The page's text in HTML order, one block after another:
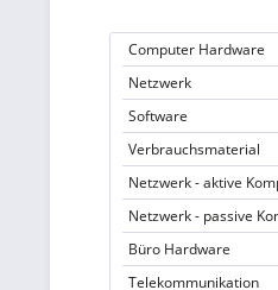
Computer Hardware
Netzwerk
Software
Verbrauchsmaterial
Netzwerk - aktive
Netzwerk - passive
Büro Hardware
Telekommunikation